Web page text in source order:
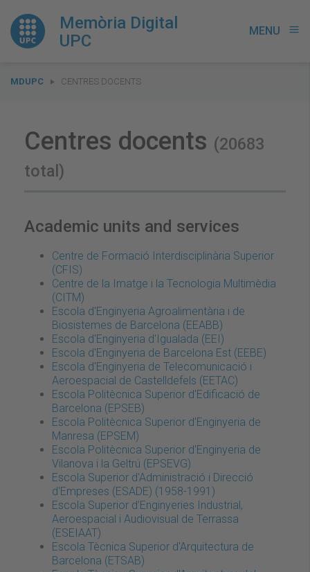
Memòria Digital
UPC
MENU menu
You
MDUPC CENTRES DOCENTS
Centres docents (20683
total)
Academic units and services
Centre de Formació Interdisciplinària Superior
(CFIS)
Centre de la Imatge i la Tecnologia Multimèdia
(CITM)
Escola d'Enginyeria Agroalimentària i de
Biosistemes de Barcelona (EEABB)
Escola d'Enginyeria d'Igualada (EEI)
Escola d'Enginyeria de Barcelona Est (EEBE)
Escola d'Enginyeria de Telecomunicació i
Aeroespacial de Castelldefels (EETAC)
Escola Politècnica Superior d'Edificació de
Barcelona (EPSEB)
Escola Politècnica Superior d'Enginyeria de
Manresa (EPSEM)
Escola Politècnica Superior d'Enginyeria de
Vilanova i la Geltrú (EPSEVG)
Escola Superior d'Administració i Direcció
d'Empreses (ESADE) (1958-1991)
Escola Superior d’Enginyeries Industrial,
Aeroespacial i Audiovisual de Terrassa
(ESEIAAT)
Escola Tècnica Superior d'Arquitectura de
Barcelona (ETSAB)